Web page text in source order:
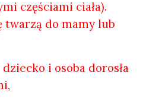
częściami ciała).
twarzą do mamy lub
i osoba dorosła